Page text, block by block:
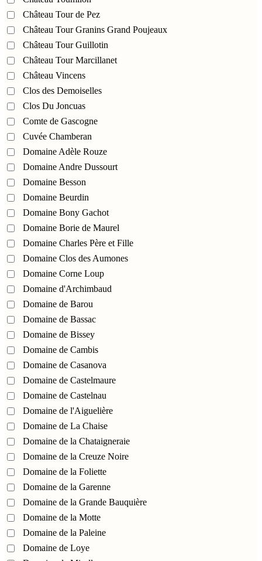
Château Tour de Pez
Château Tour Granins Grand Poujeaux
Château Tour Guillotin
Château Tour Marcillanet
Château Vincens
Clos des Demoiselles
Clos Du Joncuas
Comte de Gascogne
Cuvée Chamberan
Domaine Adèle Rouze
Domaine Andre Dussourt
Domaine Besson
Domaine Beurdin
Domaine Bony Gachot
Domaine Borie de Maurel
Domaine Charles Père et Fille
Domaine Clos des Aumones
Domaine Corne Loup
Domaine d'Archimbaud
Domaine de Barou
Domaine de Bassac
Domaine de Bissey
Domaine de Cambis
Domaine de Casanova
Domaine de Castelmaure
Domaine de Castelnau
Domaine de l'Aiguelière
Domaine de La Chaise
Domaine de la Chataigneraie
Domaine de la Creuze Noire
Domaine de la Foliette
Domaine de la Garenne
Domaine de la Grande Bauquière
Domaine de la Motte
Domaine de la Paleine
Domaine de Loye